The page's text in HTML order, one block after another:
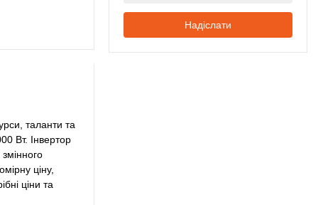
таланти та
Вт. Інвертор
ціну,
ціни та
Надіслати